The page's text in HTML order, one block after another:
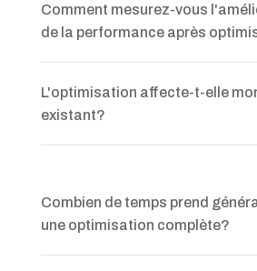
Comment mesurez-vous
de la performance après
L'optimisation affecte-t-elle
existant?
Combien de temps prend
une optimisation complète?